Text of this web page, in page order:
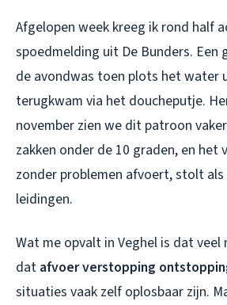
Afgelopen week kreeg ik rond half
spoedmelding uit De Bunders. Een
de avondwas toen plots het water
terugkwam via het doucheputje.
november zien we dit patroon
zakken onder de 10 graden, en het
zonder problemen afvoert, stolt als
leidingen.
Wat me opvalt in Veghel is dat
dat afvoer verstopping
situaties vaak zelf oplosbaar zijn.